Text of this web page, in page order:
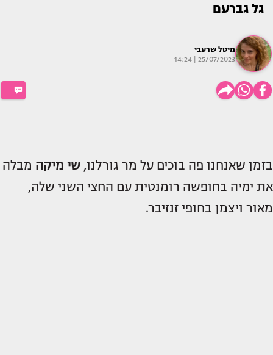
גל גברעם
מיטל שרעבי
25/07/2023 | 14:24
בזמן שאנחנו פה בוכים על מר גורלנו, שי מיקה מבלה
את ימיה בחופשה רומנטית עם החצי השני שלה,
מאור ויצמן בחופי זנזיבר.